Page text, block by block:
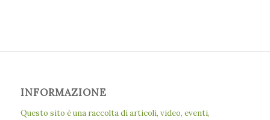
INFORMAZIONE
Questo sito è una raccolta di articoli, video, eventi,